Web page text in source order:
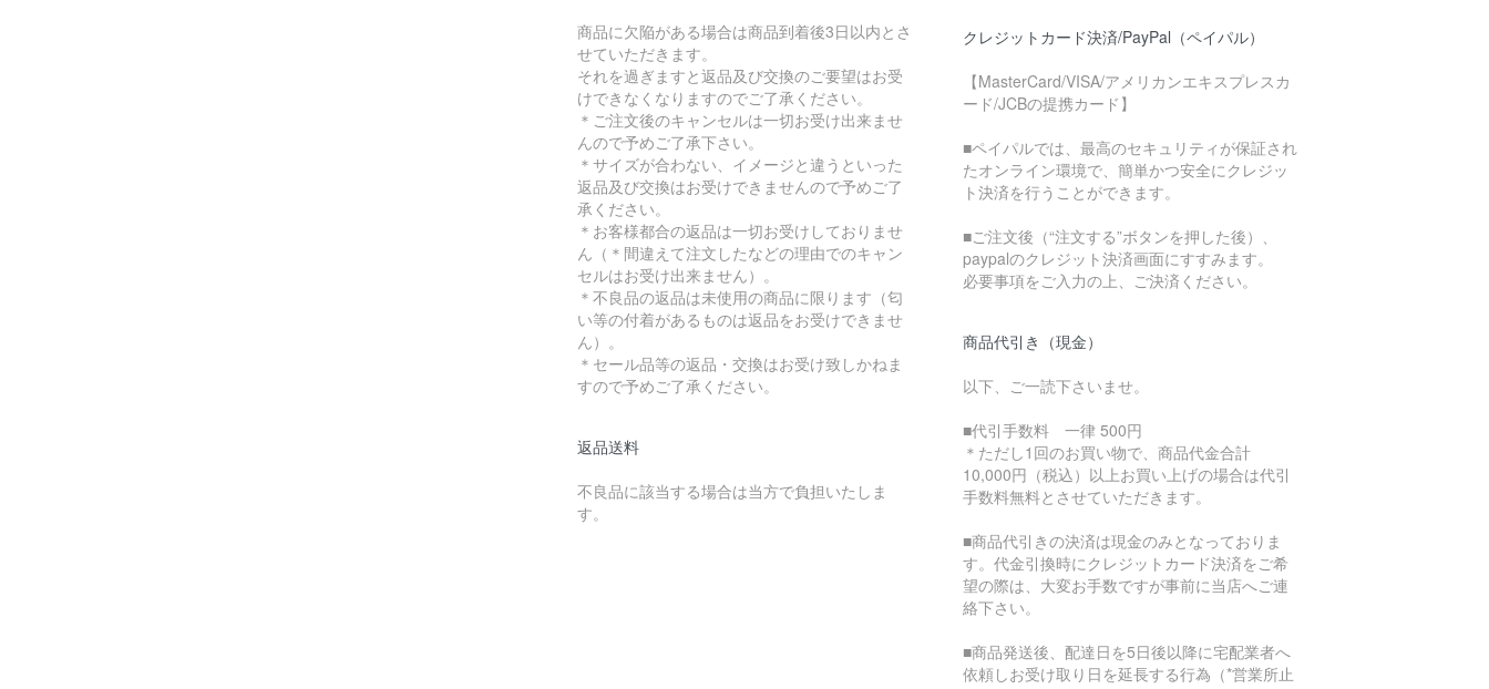
商品に欠陥がある場合は商品到着後3日以内とさ
せていただきます。
それを過ぎますと返品及び交換のご要望はお受
けできなくなりますのでご了承ください。
＊ご注文後のキャンセルは一切お受け出来ませ
んので予めご了承下さい。
＊サイズが合わない、イメージと違うといった
返品及び交換はお受けできませんので予めご了
承ください。
＊お客様都合の返品は一切お受けしておりませ
ん（＊間違えて注文したなどの理由でのキャン
セルはお受け出来ません）。
＊不良品の返品は未使用の商品に限ります（匂
い等の付着があるものは返品をお受けできませ
ん）。
＊セール品等の返品・交換はお受け致しかねま
すので予めご了承ください。
返品送料
不良品に該当する場合は当方で負担いたしま
す。
クレジットカード決済/PayPal（ペイパル）
【MasterCard/VISA/アメリカンエキスプレスカ
ード/JCBの提携カード】
■ペイパルでは、最高のセキュリティが保証され
たオンライン環境で、簡単かつ安全にクレジッ
ト決済を行うことができます。
■ご注文後（“注文する”ボタンを押した後）、
paypalのクレジット決済画面にすすみます。
必要事項をご入力の上、ご決済ください。
商品代引き（現金）
以下、ご一読下さいませ。
■代引手数料 一律 500円
＊ただし1回のお買い物で、商品代金合計
10,000円（税込）以上お買い上げの場合は代引
手数料無料とさせていただきます。
■商品代引きの決済は現金のみとなっておりま
す。代金引換時にクレジットカード決済をご希
望の際は、大変お手数ですが事前に当店へご連
絡下さい。
■商品発送後、配達日を5日後以降に宅配業者へ
依頼しお受け取り日を延長する行為（*営業所止